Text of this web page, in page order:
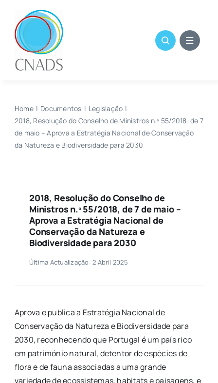
content
Home Documentos
Legislação
2018, Resolução do Conselho de Ministros n.º 55/2018, de 7
de maio – Aprova a Estratégia Nacional de Conservação
da Natureza e Biodiversidade para 2030
2018, Resolução do Conselho de
Ministros n.º 55/2018, de 7 de maio –
Aprova a Estratégia Nacional de
Conservação da Natureza e
Biodiversidade para 2030
Última Actualização: 2 Abril 2025
Aprova e publica a Estratégia Nacional de
Conservação da Natureza e Biodiversidade para
2030, reconhecendo que Portugal é um país rico
em património natural, detentor de espécies de
flora e de fauna associadas a uma grande
variedade de ecossistemas, habitats e paisagens, e